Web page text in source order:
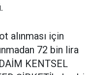
alınması için
72 bin lira
KENTSEL